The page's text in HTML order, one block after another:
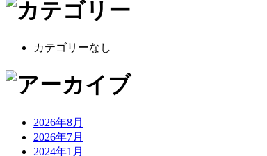
カテゴリーなし
2026年8月
2026年7月
2024年1月